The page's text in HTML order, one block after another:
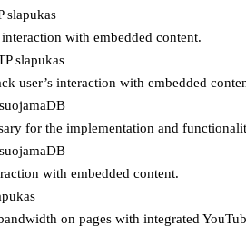
slapukas
with embedded content.
slapukas
user’s interaction with embedded
for the implementation and
with embedded content.
on pages with integrated